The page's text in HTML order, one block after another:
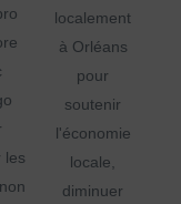
les
localement
à Orléans
pour
soutenir
l'économie
locale,
diminuer